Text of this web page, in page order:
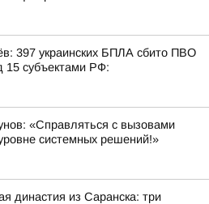
397 украинских БПЛА сбито ПВО
15 субъектами РФ:
«Справляться с вызовами
системных решений!»
династия из Саранска: три